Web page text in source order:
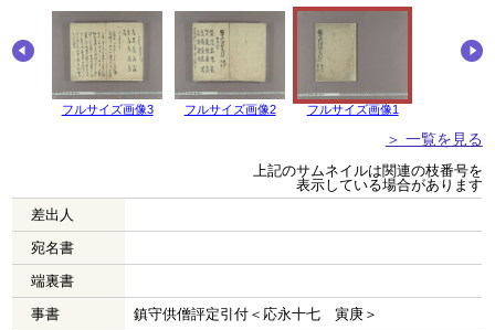
フルサイズ画像3 フルサイズ画像2 フルサイズ画像1
＞ 一覧を見る
上記のサムネイルは関連の枝番号を
表示している場合があります
差出人
宛名書
端裏書
事書
鎮守供僧評定引付＜応永十七 寅庚＞